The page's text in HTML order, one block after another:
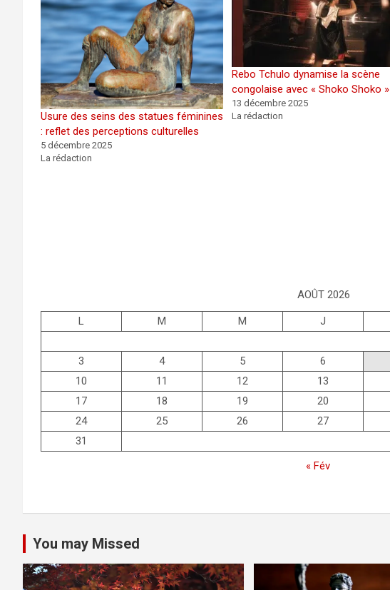
Usure des seins des statues féminines
: reflet des perceptions culturelles
5 décembre 2025
La rédaction
Rebo Tchulo dynamise la scène
congolaise avec « Shoko Shoko »
13 décembre 2025
La rédaction
AOÛT 2026
L M M J
3
4 5 6
10
11 12 13
17
18 19 20
24
25 26 27
31
« Fév
You may Missed